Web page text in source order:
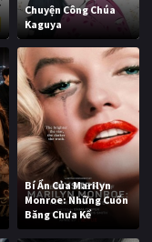
Chuyện Công Chúa
Kaguya
Bí Ẩn Của Marilyn
Monroe: Những Cuốn
Băng Chưa Kể